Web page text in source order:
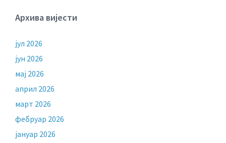
Архива вијести
јул 2026
јун 2026
мај 2026
април 2026
март 2026
фебруар 2026
јануар 2026